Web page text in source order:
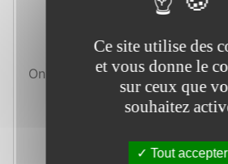
On le déteste
Moins populaire
en dehors de
l'écosystème
Atlassian
Ce site utilise des
et vous donne le
sur ceux que
souhaitez
Tout accepter